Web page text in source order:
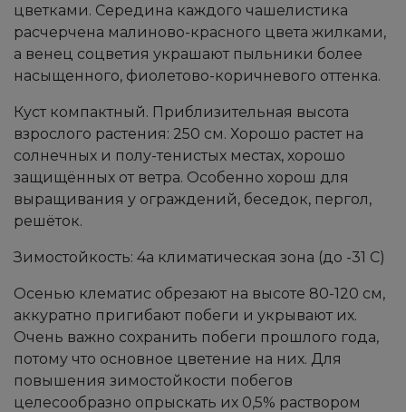
цветками. Середина каждого чашелистика
расчерчена малиново-красного цвета жилками,
а венец соцветия украшают пыльники более
насыщенного, фиолетово-коричневого оттенка.
Куст компактный. Приблизительная высота
взрослого растения: 250 см. Хорошо растет на
солнечных и полу-тенистых местах, хорошо
защищённых от ветра. Особенно хорош для
выращивания у ограждений, беседок, пергол,
решёток.
Зимостойкость: 4а климатическая зона (до -31 С)
Осенью клематис обрезают на высоте 80-120 см,
аккуратно пригибают побеги и укрывают их.
Очень важно сохранить побеги прошлого года,
потому что основное цветение на них. Для
повышения зимостойкости побегов
целесообразно опрыскать их 0,5% раствором